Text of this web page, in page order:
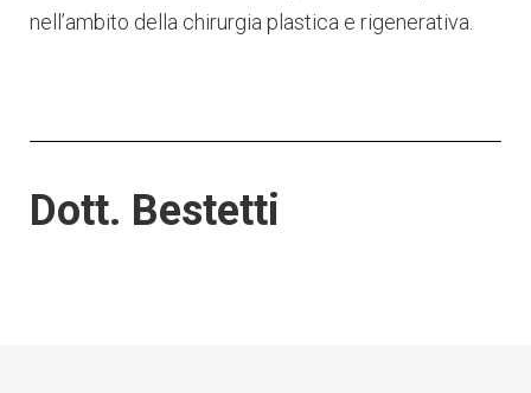
nell’ambito della chirurgia plastica e rigenerativa.
Dott. Bestetti